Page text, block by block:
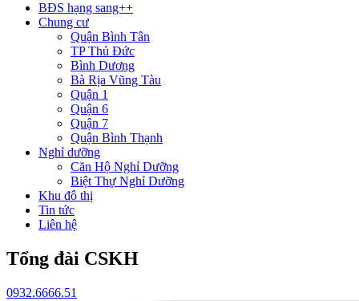
BĐS hạng sang++
Chung cư
Quận Bình Tân
TP Thủ Đức
Bình Dương
Bà Rịa Vũng Tàu
Quận 1
Quận 6
Quận 7
Quận Bình Thạnh
Nghỉ dưỡng
Căn Hộ Nghỉ Dưỡng
Biệt Thự Nghỉ Dưỡng
Khu đô thị
Tin tức
Liên hệ
Tổng đài CSKH
0932.6666.51